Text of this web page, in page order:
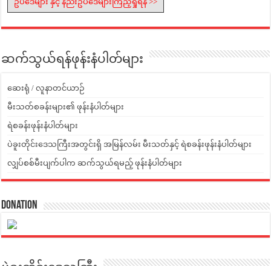
ဆက်သွယ်ရန်ဖုန်းနံပါတ်များ
ဆေးရုံ / လူနာတင်ယာဉ်
မီးသတ်စခန်းများ၏ ဖုန်းနံပါတ်များ
ရဲစခန်းဖုန်းနံပါတ်များ
ပဲခူးတိုင်းဒေသကြီးအတွင်းရှိ အမြန်လမ်း မီးသတ်နှင့် ရဲစခန်းဖုန်းနံပါတ်များ
လျှပ်စစ်မီးပျက်ပါက ဆက်သွယ်ရမည့် ဖုန်းနံပါတ်များ
Donation